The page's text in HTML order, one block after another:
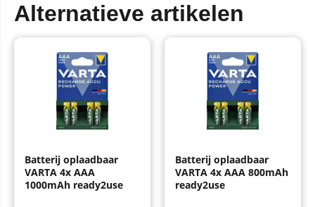
Alternatieve artikelen
Batterij oplaadbaar
VARTA 4x AAA
1000mAh ready2use
Batterij oplaadbaar
VARTA 4x AAA 800mAh
ready2use